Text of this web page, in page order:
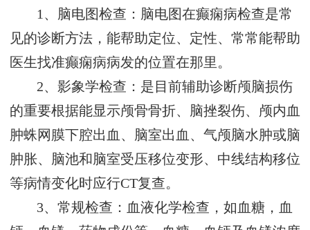
1、脑电图检查：脑电图在癫痫病检查是常
见的诊断方法，能帮助定位、定性、常常能帮助
医生找准癫痫病病发的位置在那里。
2、影象学检查：是目前辅助诊断颅脑损伤
的重要根据能显示颅骨骨折、脑挫裂伤、颅内血
肿蛛网膜下腔出血、脑室出血、气颅脑水肿或脑
肿胀、脑池和脑室受压移位变形、中线结构移位
等病情变化时应行CT复查。
3、常规检查：血液化学检查，如血糖，血